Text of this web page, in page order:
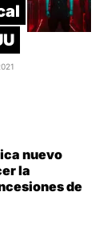
nuevo
la
de